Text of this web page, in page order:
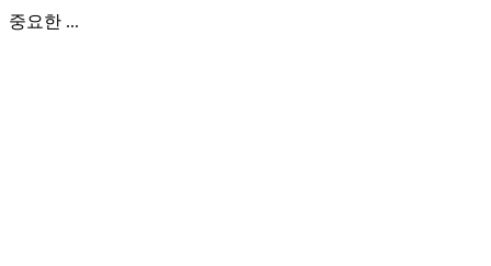
중요한 ...